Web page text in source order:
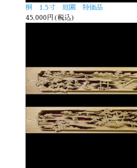
桐 1.5寸 庭園 特価品
45,000円(税込)